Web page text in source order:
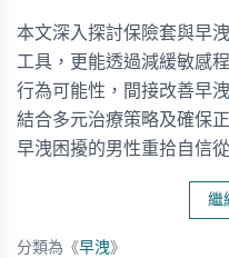
本文深入探討保險套與早
工具，更能透過減緩敏感
行為可能性，間接改善早
結合多元治療策略及確保
早洩困擾的男性重拾自信
繼
分類為《早洩》